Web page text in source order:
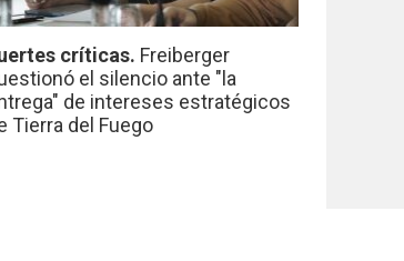
críticas. Freiberger
el silencio ante "la
de intereses estratégicos
Tierra del Fuego